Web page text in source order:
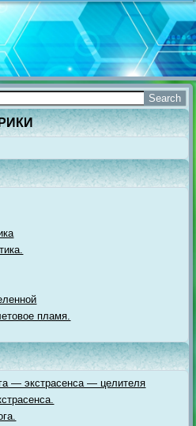
пламя.
— экстрасенса — целителя